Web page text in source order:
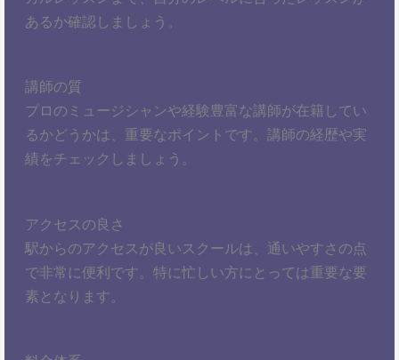
あるか確認しましょう。
講師の質
プロのミュージシャンや経験豊富な講師が在籍してい
るかどうかは、重要なポイントです。講師の経歴や実
績をチェックしましょう。
アクセスの良さ
駅からのアクセスが良いスクールは、通いやすさの点
で非常に便利です。特に忙しい方にとっては重要な要
素となります。